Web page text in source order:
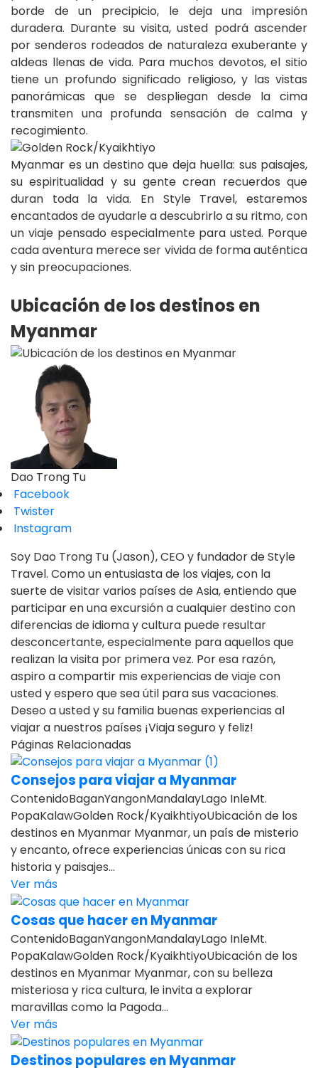
borde de un precipicio, le deja una impresión
duradera. Durante su visita, usted podrá ascender
por senderos rodeados de naturaleza exuberante y
aldeas llenas de vida. Para muchos devotos, el sitio
tiene un profundo significado religioso, y las vistas
panorámicas que se despliegan desde la cima
transmiten una profunda sensación de calma y
recogimiento.
Myanmar es un destino que deja huella: sus paisajes,
su espiritualidad y su gente crean recuerdos que
duran toda la vida. En Style Travel, estaremos
encantados de ayudarle a descubrirlo a su ritmo, con
un viaje pensado especialmente para usted. Porque
cada aventura merece ser vivida de forma auténtica
y sin preocupaciones.
Ubicación de los destinos en
Myanmar
Dao Trong Tu
Facebook
Twister
Instagram
Soy Dao Trong Tu (Jason), CEO y fundador de Style
Travel. Como un entusiasta de los viajes, con la
suerte de visitar varios países de Asia, entiendo que
participar en una excursión a cualquier destino con
diferencias de idioma y cultura puede resultar
desconcertante, especialmente para aquellos que
realizan la visita por primera vez. Por esa razón,
aspiro a compartir mis experiencias de viaje con
usted y espero que sea útil para sus vacaciones.
Deseo a usted y su familia buenas experiencias al
viajar a nuestros países ¡Viaja seguro y feliz!
Páginas Relacionadas
Consejos para viajar a Myanmar
ContenidoBaganYangonMandalayLago InleMt.
PopaKalawGolden Rock/KyaikhtiyoUbicación de los
destinos en Myanmar Myanmar, un país de misterio
y encanto, ofrece experiencias únicas con su rica
historia y paisajes...
Ver más
Cosas que hacer en Myanmar
ContenidoBaganYangonMandalayLago InleMt.
PopaKalawGolden Rock/KyaikhtiyoUbicación de los
destinos en Myanmar Myanmar, con su belleza
misteriosa y rica cultura, le invita a explorar
maravillas como la Pagoda...
Ver más
Destinos populares en Myanmar